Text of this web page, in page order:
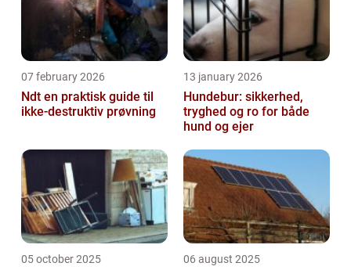
07 february 2026
Ndt en praktisk guide til
ikke-destruktiv prøvning
13 january 2026
Hundebur: sikkerhed,
tryghed og ro for både
hund og ejer
05 october 2025 06 august 2025